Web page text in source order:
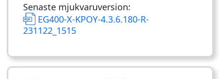
Senaste mjukvaruversion:
EG400-X-KPOY-4.3.6.180-R-
231122_1515